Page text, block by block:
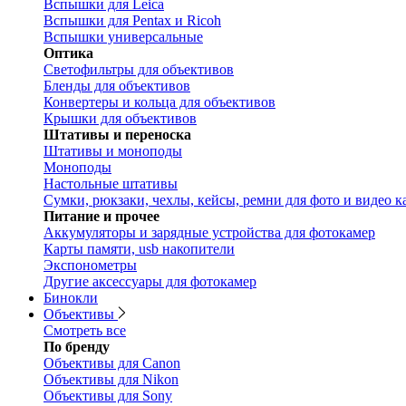
Вспышки для Leica
Вспышки для Pentax и Ricoh
Вспышки универсальные
Оптика
Светофильтры для объективов
Бленды для объективов
Конвертеры и кольца для объективов
Крышки для объективов
Штативы и переноска
Штативы и моноподы
Моноподы
Настольные штативы
Сумки, рюкзаки, чехлы, кейсы, ремни для фото и видео
Питание и прочее
Аккумуляторы и зарядные устройства для фотокамер
Карты памяти, usb накопители
Экспонометры
Другие аксессуары для фотокамер
Бинокли
Объективы
Смотреть все
По бренду
Объективы для Canon
Объективы для Nikon
Объективы для Sony